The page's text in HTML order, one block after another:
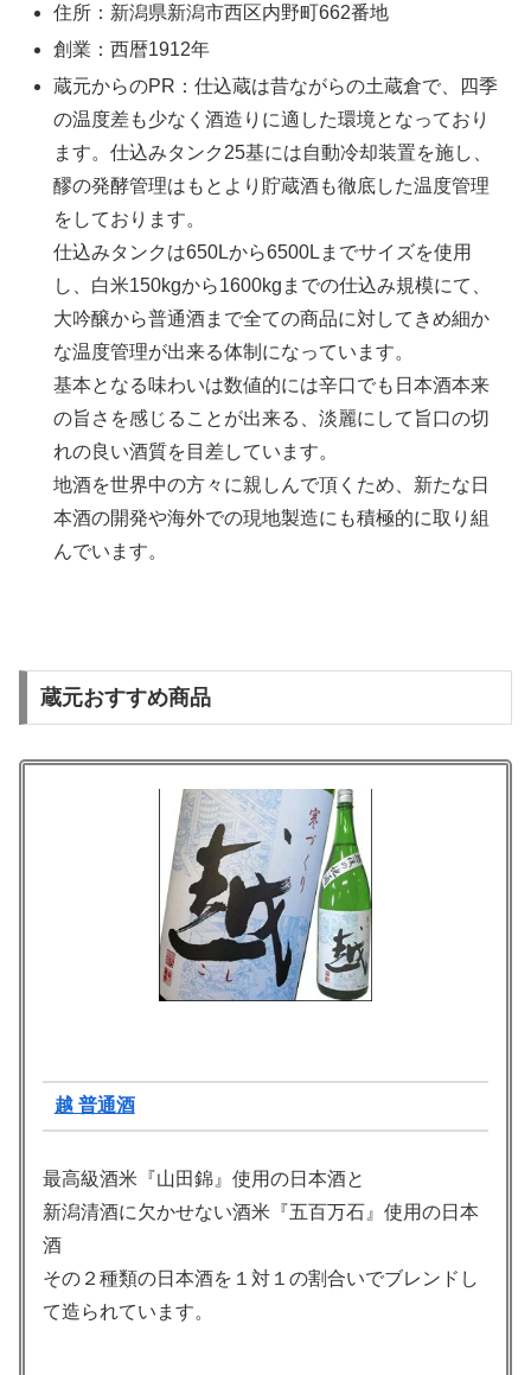
住所：新潟県新潟市西区内野町662番地
創業：西暦1912年
蔵元からのPR：仕込蔵は昔ながらの土蔵倉で、四季
の温度差も少なく酒造りに適した環境となっており
ます。仕込みタンク25基には自動冷却装置を施し、
醪の発酵管理はもとより貯蔵酒も徹底した温度管理
をしております。
仕込みタンクは650Lから6500Lまでサイズを使用
し、白米150kgから1600kgまでの仕込み規模にて、
大吟醸から普通酒まで全ての商品に対してきめ細か
な温度管理が出来る体制になっています。
基本となる味わいは数値的には辛口でも日本酒本来
の旨さを感じることが出来る、淡麗にして旨口の切
れの良い酒質を目差しています。
地酒を世界中の方々に親しんで頂くため、新たな日
本酒の開発や海外での現地製造にも積極的に取り組
んでいます。
蔵元おすすめ商品
越 普通酒
最高級酒米『山田錦』使用の日本酒と
新潟清酒に欠かせない酒米『五百万石』使用の日本
酒
その２種類の日本酒を１対１の割合いでブレンドし
て造られています。